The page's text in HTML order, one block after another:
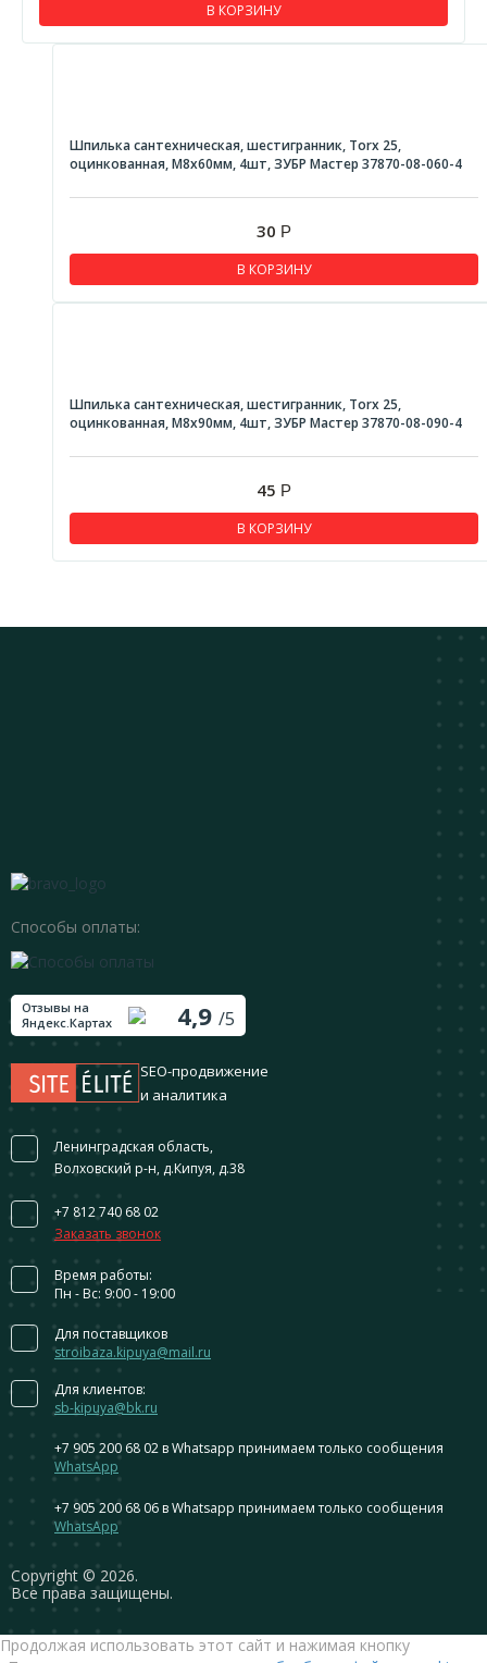
В КОРЗИНУ
Шпилька сантехническая, шестигранник, Torx 25,
оцинкованная, М8x60мм, 4шт, ЗУБР Мастер 37870-08-060-4
30 Р
В КОРЗИНУ
Шпилька сантехническая, шестигранник, Torx 25,
оцинкованная, М8x90мм, 4шт, ЗУБР Мастер 37870-08-090-4
45 Р
В КОРЗИНУ
Сopyright © 2026.
Все права защищены.
Способы оплаты:
Отзывы на
Яндекс.Картах
4,9 /5
SEO-продвижение
и аналитика
Ленинградская область,
Волховский р-н, д.Кипуя, д.38
+7 812 740 68 02
Заказать звонок
Время работы:
Пн - Вс: 9:00 - 19:00
Для поставщиков
stroibaza.kipuya@mail.ru
Для клиентов:
sb-kipuya@bk.ru
+7 905 200 68 02 в Whatsapp принимаем только сообщения
WhatsApp
+7 905 200 68 06 в Whatsapp принимаем только сообщения
WhatsApp
Продолжая использовать этот сайт и нажимая кнопку